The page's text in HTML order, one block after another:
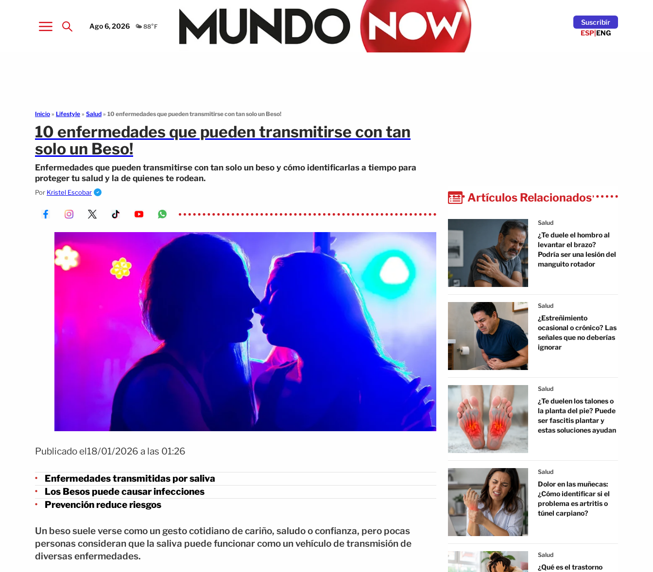
Ago 6, 2026 🌤️ 88°F
Suscribír
ESP|ENG
Inicio » Lifestyle » Salud » 10 enfermedades que pueden transmitirse con tan solo un Beso!
10 enfermedades que pueden transmitirse con tan
solo un Beso!
Enfermedades que pueden transmitirse con tan solo un beso y cómo identificarlas a tiempo para
proteger tu salud y la de quienes te rodean.
Por Kristel Escobar
Publicado el18/01/2026 a las 01:26
Enfermedades transmitidas por saliva
Los Besos puede causar infecciones
Prevención reduce riesgos
Un beso suele verse como un gesto cotidiano de cariño, saludo o confianza, pero pocas
personas consideran que la saliva puede funcionar como un vehículo de transmisión de
diversas enfermedades.
Artículos Relacionados
Salud
¿Te duele el hombro al
levantar el brazo?
Podría ser una lesión del
manguito rotador
Salud
¿Estreñimiento
ocasional o crónico? Las
señales que no deberías
ignorar
Salud
¿Te duelen los talones o
la planta del pie? Puede
ser fascitis plantar y
estas soluciones ayudan
Salud
Dolor en las muñecas:
¿Cómo identificar si el
problema es artritis o
túnel carpiano?
Salud
¿Qué es el trastorno